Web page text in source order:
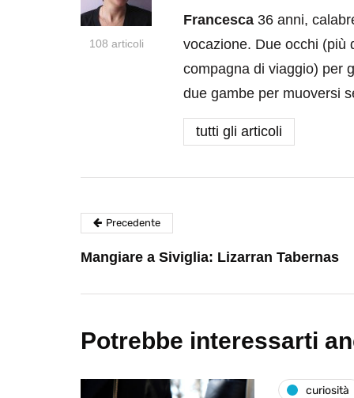
108 articoli
Francesca 36 anni,
vocazione. Due occhi (più
compagna di viaggio) per
due gambe per muoversi
tutti gli articoli
Precedente
Mangiare a Siviglia: Lizarran Tabernas
Potrebbe interessarti
curiosità